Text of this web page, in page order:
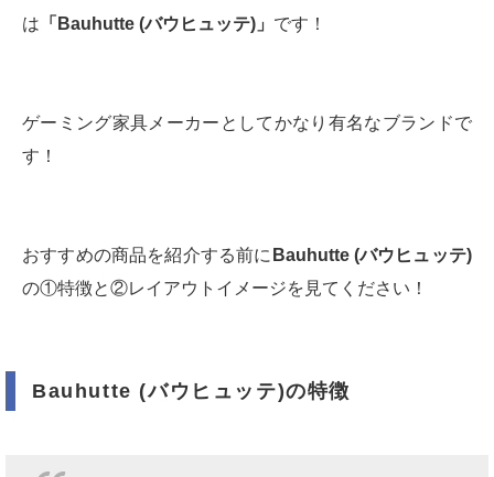
は 「Bauhutte (バウヒュッテ)」 です！
ゲーミング家具メーカーとしてかなり有名なブランドで
す！
おすすめの商品を紹介する前に Bauhutte (バウヒュッテ)
の①特徴と②レイアウトイメージを見てください！
Bauhutte (バウヒュッテ)の特徴